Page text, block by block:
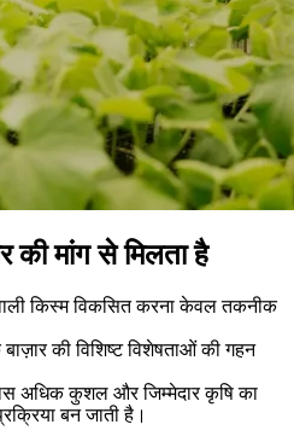
की मांगसे मिलता है
किस्म विकसित करना केवल तकनीक
की विशिष्ट विशेषताओं की गहन
अधिक कुशल और जिम्मेदार कृषि का
बन जाती है।